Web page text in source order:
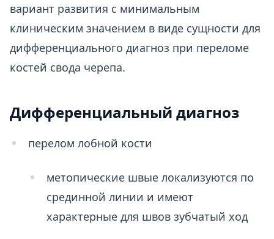
вариант развития с минимальным
клиническим значением в виде сущности для
дифференциального диагноз при переломе
костей свода черепа.
Дифференциальный диагноз
перелом лобной кости
метопические швые локализуются по
срединной линии и имеют
характерные для швов зубчатый ход